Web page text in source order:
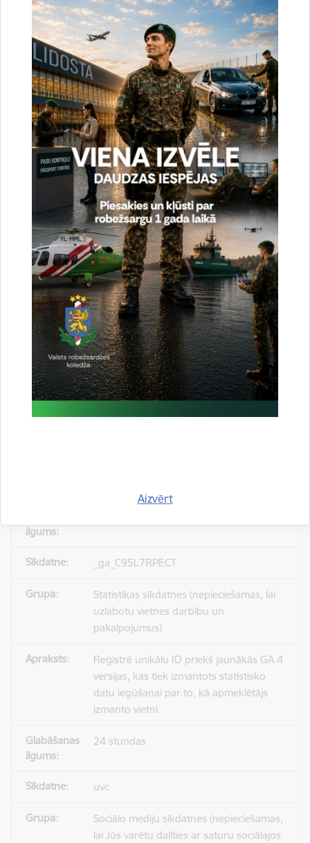
Aizvērt
uzlabotu vietnes darbību un
pakalpojumus)
Reģistrē unikālu ID, kas tiek izmantots
statistisko datu iegūšanai par to, kā
apmeklētājs izmanto vietni.
2 gadi
_gat
Statistikas sīkdatnes (nepieciešamas, lai
uzlabotu vietnes darbību un
pakalpojumus)
Izmanto Google Analytics, lai samazinātu
pieprasījuma līmeni.
1 minūte
_gid
Statistikas sīkdatnes (nepieciešamas, lai
uzlabotu vietnes darbību un
pakalpojumus)
_ga_C95L7RPECT
Statistikas sīkdatnes (nepieciešamas, lai
uzlabotu vietnes darbību un
pakalpojumus)
Reģistrē unikālu ID priekš jaunākās GA 4
versijas, kas tiek izmantots statistisko
datu iegūšanai par to, kā apmeklētājs
izmanto vietni.
24 stundas
uvc
Sociālo mediju sīkdatnes (nepieciešamas,
lai Jūs varētu dalīties ar saturu sociālajos